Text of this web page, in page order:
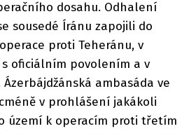
dosahu. Odhalení
sousedé Íránu zapojili do
proti Teheránu, v
oficiálním povolením a v
ambasáda ve
v prohlášení jakákoli
území k operacím proti třetím